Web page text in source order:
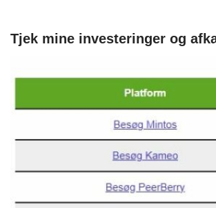
Tjek mine investeringer og